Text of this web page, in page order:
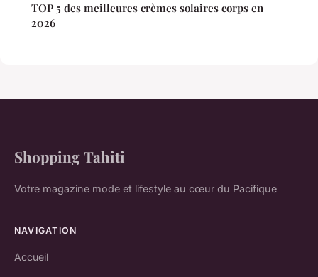
TOP 5 des meilleures crèmes solaires corps en
2026
Shopping Tahiti
Votre magazine mode et lifestyle au cœur du Pacifique
NAVIGATION
Accueil